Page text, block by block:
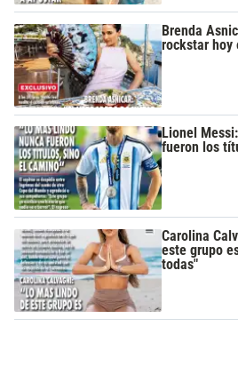
Brenda
rockstar hoy
Lionel
fueron los
Carolina
este grupo
todas"